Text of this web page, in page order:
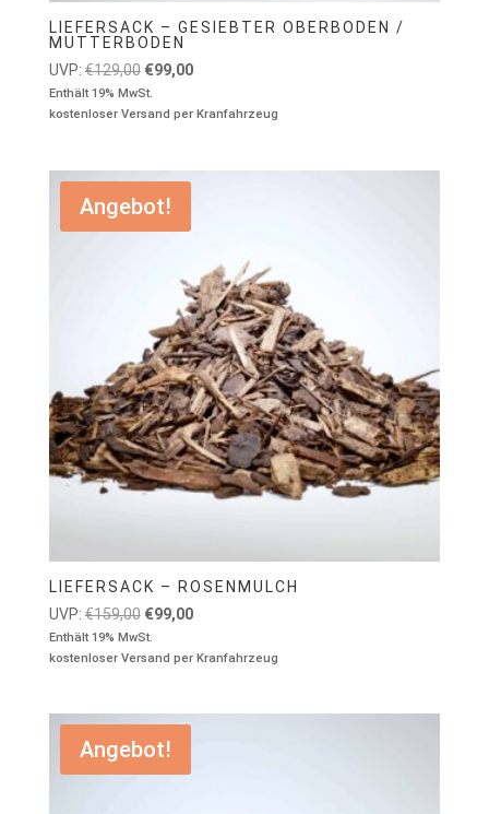
LIEFERSACK – GESIEBTER OBERBODEN /
MUTTERBODEN
UVP: €129,00 Ursprünglicher
Preis
war:
€99,00Aktueller
ist:
Enthält 19% MwSt.
kostenloser Versand per Kranfahrzeug
Angebot!
LIEFERSACK – ROSENMULCH
UVP: €159,00 Ursprünglicher
Preis
war:
€99,00Aktueller
ist:
Enthält 19% MwSt.
kostenloser Versand per Kranfahrzeug
Angebot!